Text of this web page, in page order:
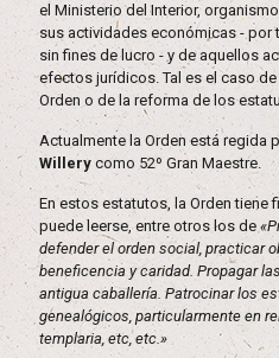
el Ministerio del Interior,
sus actividades económicas - por
sin fines de lucro - y de aquellos
efectos jurídicos. Tal es el caso
Orden o de la reforma de los
Actualmente la Orden está regida
Willery como 52º Gran Maestre.
En estos estatutos, la Orden
puede leerse, entre otros los de
defender el orden social, practicar
beneficencia y caridad. Propagar
antigua caballería. Patrocinar los
genealógicos, particularmente en
templaria, etc, etc.»